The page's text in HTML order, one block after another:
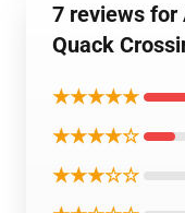
7 reviews for
Quack
★★★★★
★★★★☆
★★★☆☆